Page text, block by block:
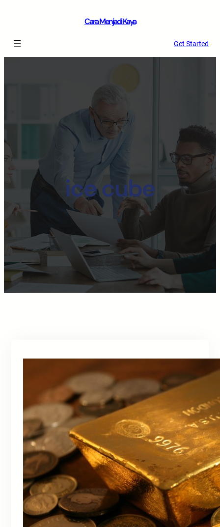
Cara Menjadi Kaya
Get Started
ice cube